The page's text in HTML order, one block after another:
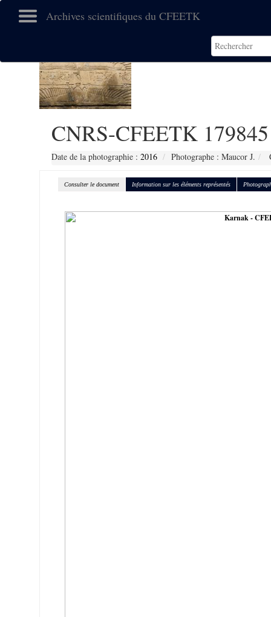
Archives scientifiques du CFEETK
CNRS-CFEETK 179845
Date de la photographie : 2016 Photographe : Maucor J.
Consulter le document Information sur les éléments représentés